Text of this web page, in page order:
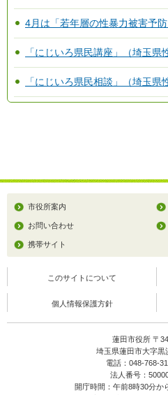
4月は「若年層の性暴力被害予
「にじいろ県民講座」（埼玉県
「にじいろ県民相談」（埼玉県
市役所案内
お問い合わせ
携帯サイト
このサイトについて
個人情報保護方針
蓮田市役所 〒
埼玉県蓮田市大字
電話：048-768-
法人番号：
開庁時間：午前8時30分